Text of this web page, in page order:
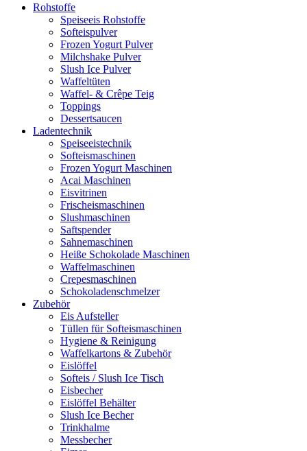
Rohstoffe
Speiseeis Rohstoffe
Softeispulver
Frozen Yogurt Pulver
Milchshake Pulver
Slush Ice Pulver
Waffeltüten
Waffel- & Crêpe Teig
Toppings
Dessertsaucen
Ladentechnik
Speiseeistechnik
Softeismaschinen
Frozen Yogurt Maschinen
Acai Maschinen
Eisvitrinen
Frischeismaschinen
Slushmaschinen
Saftspender
Sahnemaschinen
Heiße Schokolade Maschinen
Waffelmaschinen
Crepesmaschinen
Schokoladenschmelzer
Zubehör
Eis Aufsteller
Tüllen für Softeismaschinen
Hygiene & Reinigung
Waffelkartons & Zubehör
Eislöffel
Softeis / Slush Ice Tisch
Eisbecher
Eislöffel Behälter
Slush Ice Becher
Trinkhalme
Messbecher